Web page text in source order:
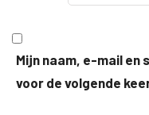
Mijn naam, e-mail en
voor de volgende